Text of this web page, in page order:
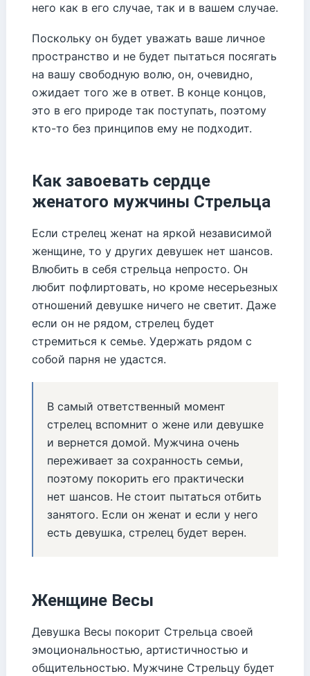
него как в его случае, так и в вашем случае.
Поскольку он будет уважать ваше личное
пространство и не будет пытаться посягать
на вашу свободную волю, он, очевидно,
ожидает того же в ответ. В конце концов,
это в его природе так поступать, поэтому
кто-то без принципов ему не подходит.
Как завоевать сердце
женатого мужчины Стрельца
Если стрелец женат на яркой независимой
женщине, то у других девушек нет шансов.
Влюбить в себя стрельца непросто. Он
любит пофлиртовать, но кроме несерьезных
отношений девушке ничего не светит. Даже
если он не рядом, стрелец будет
стремиться к семье. Удержать рядом с
собой парня не удастся.
В самый ответственный момент
стрелец вспомнит о жене или девушке
и вернется домой. Мужчина очень
переживает за сохранность семьи,
поэтому покорить его практически
нет шансов. Не стоит пытаться отбить
занятого. Если он женат и если у него
есть девушка, стрелец будет верен.
Женщине Весы
Девушка Весы покорит Стрельца своей
эмоциональностью, артистичностью и
общительностью. Мужчине Стрельцу будет